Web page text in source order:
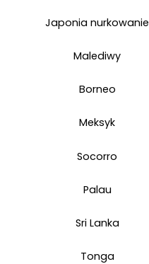
Japonia nurkowanie
Malediwy
Borneo
Meksyk
Socorro
Palau
Sri Lanka
Tonga